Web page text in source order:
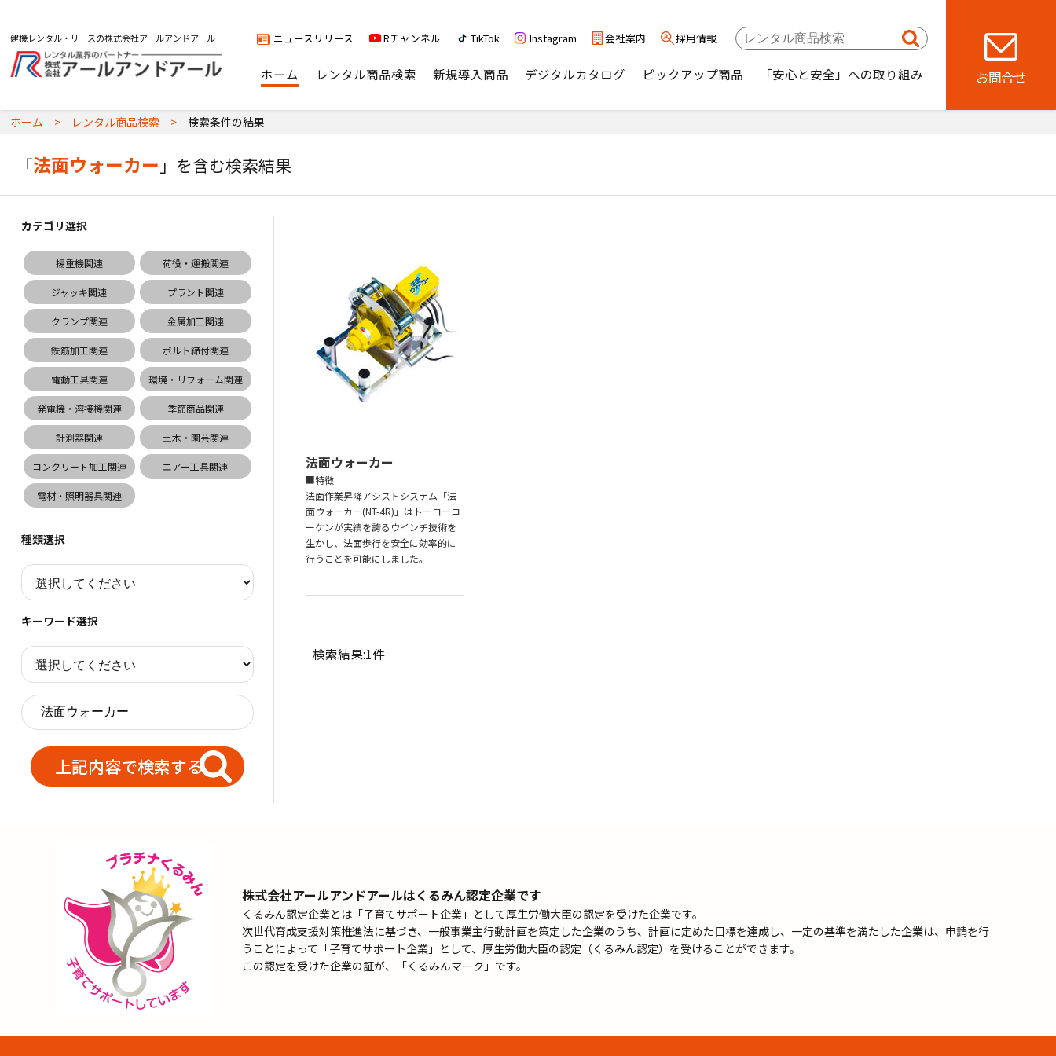
建機レンタル・リースの株式会社アールアンドアール ニュースリリース Rチャンネル TikTok Instagram 会社案内 採用情報
ホーム レンタル商品検索 新規導入商品 デジタルカタログ ピックアップ商品 「安心と安全」への取り組み お問合せ
ホーム レンタル商品検索 検索条件の結果
「法面ウォーカー 」を含む検索結果
カテゴリ選択
揚重機関連 荷役・運搬関連
ジャッキ関連 プラント関連
クランプ関連 金属加工関連
鉄筋加工関連 ボルト締付関連
電動工具関連 環境・リフォーム関連
発電機・溶接機関連 季節商品関連
計測器関連 土木・園芸関連
コンクリート加工関連 エアー工具関連
電材・照明器具関連
種類選択
キーワード選択
法面ウォーカー
■特徴
法面作業昇降アシストシステム「法
面ウォーカー(NT-4R)」はトーヨーコ
ーケンが実績を誇るウインチ技術を
生かし、法面歩行を安全に効率的に
行うことを可能にしました。
検索結果:1件
株式会社アールアンドアールはくるみん認定企業です
くるみん認定企業とは「子育てサポート企業」として厚生労働大臣の認定を受けた企業です。
次世代育成支援対策推進法に基づき、一般事業主行動計画を策定した企業のうち、計画に定めた目標を達成し、一定の基準を満たした企業は、申請を行
うことによって「子育てサポート企業」として、厚生労働大臣の認定（くるみん認定）を受けることができます。
この認定を受けた企業の証が、「くるみんマーク」です。